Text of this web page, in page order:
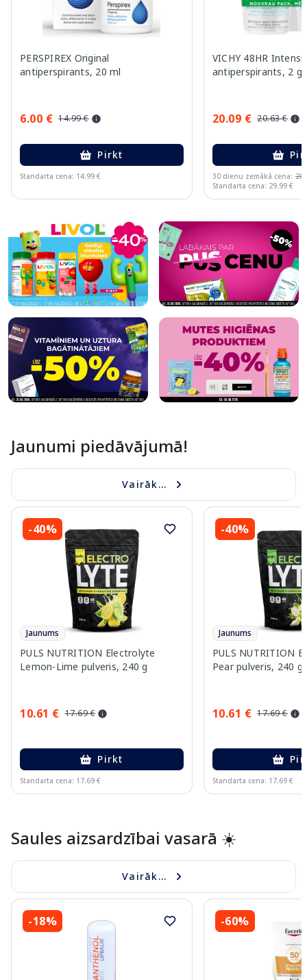
PERSPIREX Original
antiperspirants, 20 ml
6.00 € 14.99 €
Pirkt
Standarta cena: 14.99 €
VICHY 48HR
antiperspirants, 2
20.09 € 20.63 €
30 dienu zemākā cena:
Standarta cena: 29.99 €
Jaunumi piedāvājumā!
Vairāk...
-40%
Jaunums
PULS NUTRITION Electrolyte
Lemon-Lime pulveris, 240 g
10.61 € 17.69 €
Pirkt
Standarta cena: 17.69 €
-40%
Jaunums
PULS NUTRITION
Pear pulveris, 240 g
10.61 € 17.69 €
Standarta cena: 17.69 €
Saules aizsardzībai vasarā ☀️
Vairāk...
-18% -60%